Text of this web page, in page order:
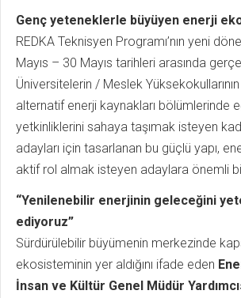
Genç yeteneklerle büyüyen enerji
REDKA Teknisyen Programı’nın yeni
Mayıs – 30 Mayıs tarihleri arasında
Üniversitelerin / Meslek
alternatif enerji kaynakları bölümlerinde
yetkinliklerini sahaya taşımak isteyen
adayları için tasarlanan bu güçlü yapı,
aktif rol almak isteyen adaylara önemli
“Yenilenebilir enerjinin geleceğini
ediyoruz”
Sürdürülebilir büyümenin merkezinde
ekosisteminin yer aldığını ifade eden
İnsan ve Kültür Genel Müdür